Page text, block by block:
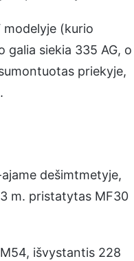
modelyje (kurio
siekia 335 AG, o
priekyje,
dešimtmetyje,
m. pristatytas MF30
išvystantis 228